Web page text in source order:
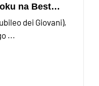
na Best
dei Giovani),
...